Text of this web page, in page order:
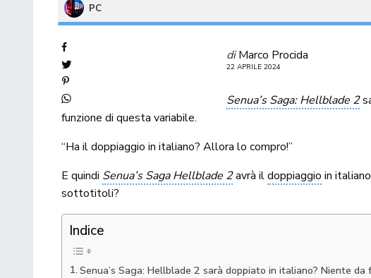
PC
di Marco Procida
22 APRILE 2024
Senua’s Saga: Hellblade 2
funzione di questa variabile.
“Ha il doppiaggio in italiano? Allora lo compro!”
E quindi Senua’s Saga Hellblade 2avrà ildoppiaggio in
sottotitoli?
Indice
Senua’s Saga: Hellblade 2 sarà doppiato in italiano? Niente